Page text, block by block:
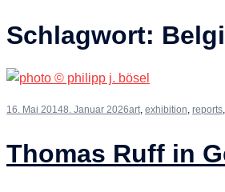
Schlagwort:
16. Mai 20148. Januar 2026art, exhibition, reports,
Thomas Ruff in